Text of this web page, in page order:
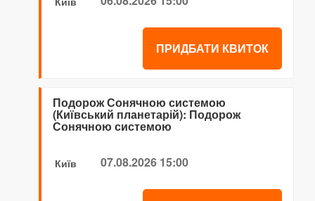
ПРИДБАТИ КВИТОК
Подорож Сонячною системою
(Київський планетарій): Подорож
Сонячною системою
Київ 07.08.2026 15:00